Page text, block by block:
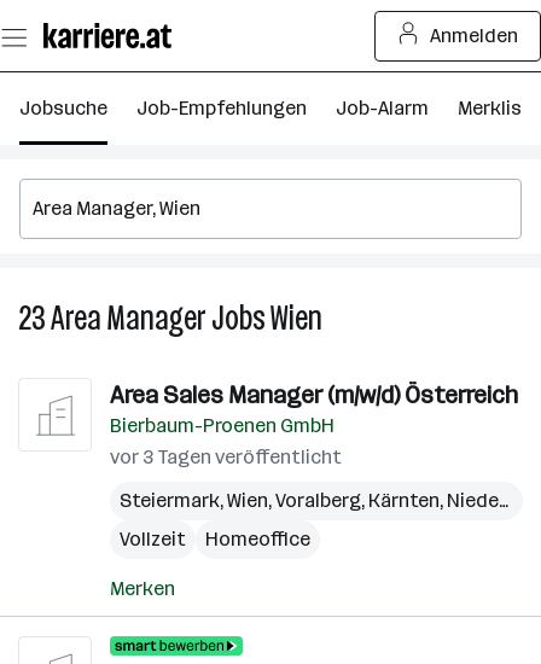
Seiteninhalt
springen
Anmelden
Jobsuche Job-Empfehlungen Job-Alarm Merkliste
23Area ManagerJobsWien
Jobs
in
Wien
Area Sales Manager (m/w/d) Österreich
Bierbaum-Proenen GmbH
vor 3 Tagen veröffentlicht
Steiermark,Wien,Voralberg, Kärnten, Niederösterreich
Vollzeit
Homeoffice
Merken